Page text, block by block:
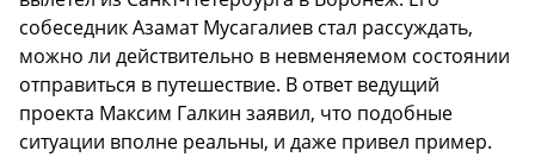
собеседник Азамат Мусагалиев стал рассуждать,
можно ли действительно в невменяемом состоянии
отправиться в путешествие. В ответ ведущий
проекта Максим Галкин заявил, что подобные
ситуации вполне реальны, и даже привел пример.